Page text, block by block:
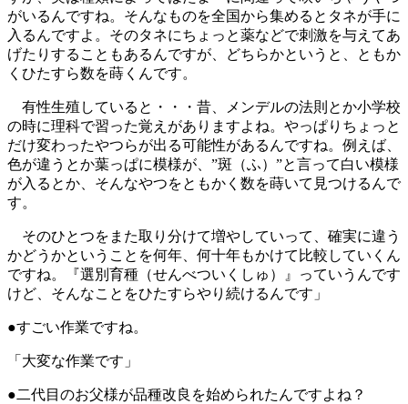
がいるんですね。そんなものを全国から集めるとタネが手に
入るんですよ。そのタネにちょっと薬などで刺激を与えてあ
げたりすることもあるんですが、どちらかというと、ともか
くひたすら数を蒔くんです。
有性生殖していると・・・昔、メンデルの法則とか小学校
の時に理科で習った覚えがありますよね。やっぱりちょっと
だけ変わったやつらが出る可能性があるんですね。例えば、
色が違うとか葉っぱに模様が、”斑（ふ）”と言って白い模様
が入るとか、そんなやつをともかく数を蒔いて見つけるんで
す。
そのひとつをまた取り分けて増やしていって、確実に違う
かどうかということを何年、何十年もかけて比較していくん
ですね。『選別育種（せんべついくしゅ）』っていうんです
けど、そんなことをひたすらやり続けるんです」
●すごい作業ですね。
「大変な作業です」
●二代目のお父様が品種改良を始められたんですよね？